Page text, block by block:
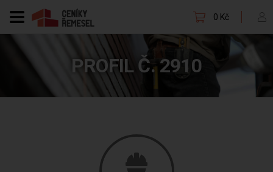
0 Kč
PROFIL Č. 2910